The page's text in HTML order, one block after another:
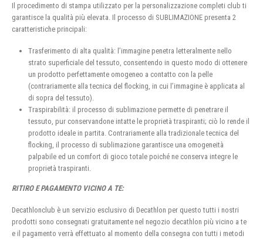
Il procedimento di stampa utilizzato per la personalizzazione completi club ti
garantisce la qualità più elevata. Il processo di SUBLIMAZIONE presenta 2
caratteristiche principali:
Trasferimento di alta qualità: l’immagine penetra letteralmente nello
strato superficiale del tessuto, consentendo in questo modo di ottenere
un prodotto perfettamente omogeneo a contatto con la pelle
(contrariamente alla tecnica del flocking, in cui l’immagine è applicata al
di sopra del tessuto).
Traspirabilità: il processo di sublimazione permette di penetrare il
tessuto, pur conservandone intatte le proprietà traspiranti; ciò lo rende il
prodotto ideale in partita. Contrariamente alla tradizionale tecnica del
flocking, il processo di sublimazione garantisce una omogeneità
palpabile ed un comfort di gioco totale poiché ne conserva integre le
proprietà traspiranti.
RITIRO E PAGAMENTO VICINO A TE:
Decathlonclub è un servizio esclusivo di Decathlon per questo tutti i nostri
prodotti sono consegnati gratuitamente nel negozio decathlon più vicino a te
e il pagamento verrà effettuato al momento della consegna con tutti i metodi